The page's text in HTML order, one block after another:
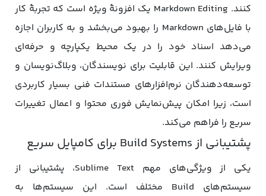
کنند. Markdown Editing یک افزونۀ ویژه است که تجربۀ کار
با فایل‌های Markdown را بهبود می‌بخشد و به کاربران اجازه
می‌دهد اسناد خود را در یک محیط یکپارچه و حرفه‌ای
ویرایش کنند. این قابلیت برای نویسندگان، وبلاگ‌نویسان و
توسعه‌دهندگان نرم‌افزارهای مستندات فنی بسیار کاربردی
است، زیرا امکان پیش‌نمایش فوری محتوا و اعمال تغییرات
سریع را فراهم می‌کند.
پشتیبانی از Build Systems برای کامپایل سریع
یکی از ویژگی‌های مهم Sublime Text، پشتیبانی از
سیستم‌های Build مختلف است. این سیستم‌ها به